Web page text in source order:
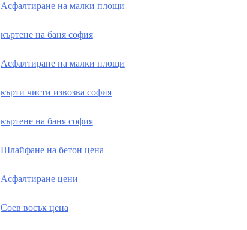
Асфалтиране на малки площи
къртене на баня софия
Асфалтиране на малки площи
кърти чисти извозва софия
къртене на баня софия
Шлайфане на бетон цена
Асфалтиране цени
Соев восък цена